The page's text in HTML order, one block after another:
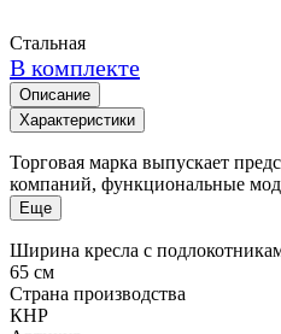
Стальная
В комплекте
Описание
Характеристики
Торговая марка выпускает
компаний, функциональные
Еще
Ширина кресла с
65 см
Страна производства
КНР